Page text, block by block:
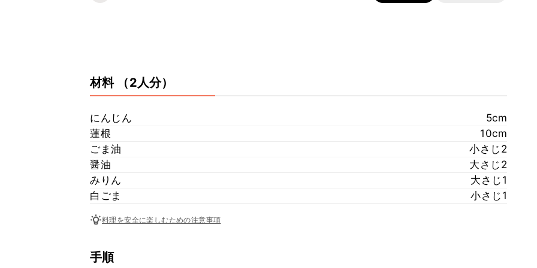
材料 （2人分）
にんじん
5cm
蓮根
10cm
ごま油
小さじ2
醤油
大さじ2
みりん
大さじ1
白ごま
小さじ1
料理を安全に楽しむための注意事項
手順